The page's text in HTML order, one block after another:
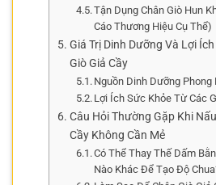
Tận Dụng Chân Giò Hun
Cáo Thương Hiệu Cụ Thể)
Giá Trị Dinh Dưỡng Và Lợi
Giò Giả Cầy
Nguồn Dinh Dưỡng Phong
Lợi Ích Sức Khỏe Từ Các
Câu Hỏi Thường Gặp Khi
Cầy Không Cần Mẻ
Có Thể Thay Thế Dấm
Nào Khác Để Tạo Độ